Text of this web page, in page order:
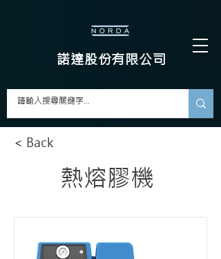
​諾達股份有限公司
< Back
熱熔膠機